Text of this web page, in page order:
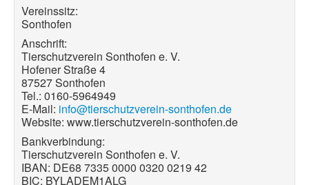
Vereinssitz:
Sonthofen
Anschrift:
Tierschutzverein Sonthofen e. V.
Hofener Straße 4
87527 Sonthofen
Tel.: 0160-5964949
E-Mail: info@tierschutzverein-sonthofen.de
Website: www.tierschutzverein-sonthofen.de
Bankverbindung:
Tierschutzverein Sonthofen e. V.
IBAN: DE68 7335 0000 0320 0219 42
BIC: BYLADEM1ALG